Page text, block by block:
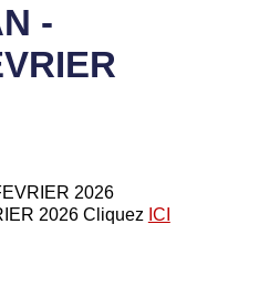
-
2026
2026 Cliquez ICI